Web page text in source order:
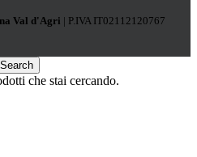
Val d'Agri | P.IVA IT02112120767
Search
che stai cercando.